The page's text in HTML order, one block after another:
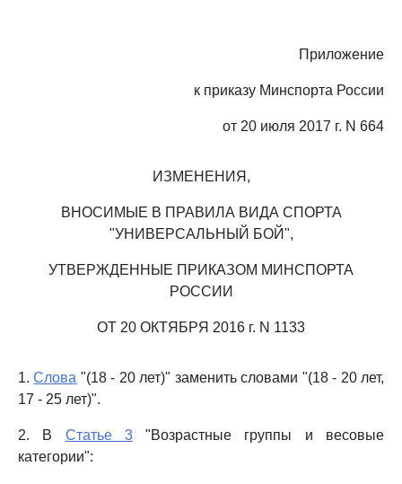
Приложение
к приказу Минспорта России
от 20 июля 2017 г. N 664
ИЗМЕНЕНИЯ,
ВНОСИМЫЕ В ПРАВИЛА ВИДА СПОРТА
"УНИВЕРСАЛЬНЫЙ БОЙ",
УТВЕРЖДЕННЫЕ ПРИКАЗОМ МИНСПОРТА
РОССИИ
ОТ 20 ОКТЯБРЯ 2016 г. N 1133
1.Слова "(18 - 20 лет)" заменить словами "(18 - 20 лет,
17 - 25 лет)".
2. В Статье 3"Возрастные группы и весовые
категории":